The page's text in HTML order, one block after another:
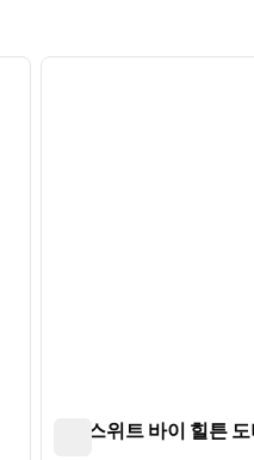
다음 이미지
1/12
홈2 스위트 바이 힐튼